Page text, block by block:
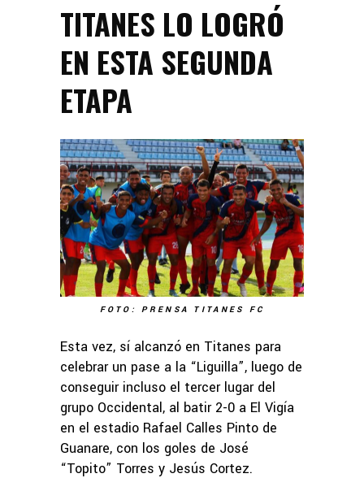
TITANES LO LOGRÓ
EN ESTA SEGUNDA
ETAPA
FOTO: PRENSA TITANES FC
Esta vez, sí alcanzó en Titanes para
celebrar un pase a la “Liguilla”, luego de
conseguir incluso el tercer lugar del
grupo Occidental, al batir 2-0 a El Vigía
en el estadio Rafael Calles Pinto de
Guanare, con los goles de José
“Topito” Torres y Jesús Cortez.